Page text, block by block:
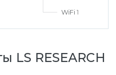
WiFi1
LS RESEARCH